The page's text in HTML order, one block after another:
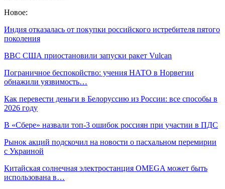
Новое:
Индия отказалась от покупки российского истребителя пятого
поколения
ВВС США приостановили запуски ракет Vulcan
Пограничное беспокойство: учения НАТО в Норвегии
обнажили уязвимость…
Как перевести деньги в Белоруссию из России: все способы в
2026 году
В «Сбере» назвали топ-3 ошибок россиян при участии в ПДС
Рынок акций подскочил на новости о пасхальном перемирии
с Украиной
Китайская солнечная электростанция OMEGA может быть
использована в…